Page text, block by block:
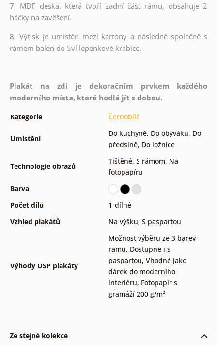
7. MDF deska, která tvoří zadní část rámu, obsahuje 2
háčky na zavěšení.
8. Výtisk je umístěn mezi kartony a následně společně s
rámem balen do 5vl lepenkové krabice.
Plakát na zdi je dekoračním prvkem každého
moderního místa, které hodlá jít s dobou.
Kategorie Černobílé
Umístění
Do kuchyně, Do obýváku, Do
předsíně, Do ložnice
Technologie obrazů
Tištěné, S rámom, Na
fotopapíru
Barva
Počet dílů
1-dílné
Vzhled plakátů
Na výšku, S paspartou
Výhody USP plakáty
Možnost výběru ze 3 barev
rámu, Dostupné i s
paspartou, Vhodné jako
dárek do moderního
interiéru, Fotopapír s
gramáží 200 g/m²
Ze stejné kolekce